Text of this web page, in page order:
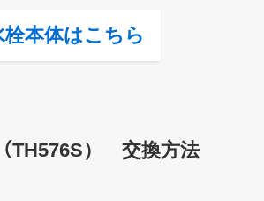
本体はこちら
TH576S） 交換方法